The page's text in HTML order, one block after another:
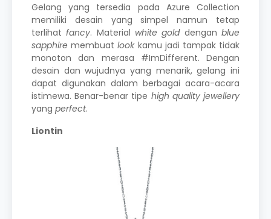
Gelang yang tersedia pada Azure Collection
memiliki desain yang simpel namun tetap
terlihatfancy. Material white gold denganblue
sapphire membuatlook kamu jadi tampak tidak
monoton dan merasa #ImDifferent. Dengan
desain dan wujudnya yang menarik, gelang ini
dapat digunakan dalam berbagai acara-acara
istimewa. Benar-benar tipe high quality jewellery
yang perfect.
Liontin